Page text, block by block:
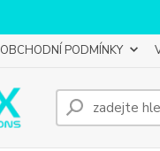
OBCHODNÍ PODMÍNKY